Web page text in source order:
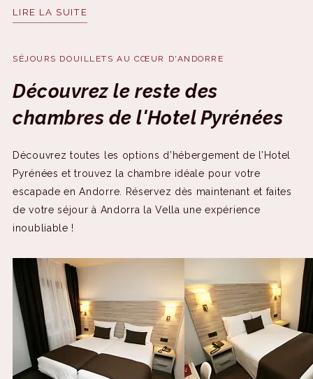
Téléphone
LIRE LA SUITE
SÉJOURS DOUILLETS AU CŒUR D'ANDORRE
Découvrez le reste des
chambres de l'Hotel Pyrénées
Découvrez toutes les options d’hébergement de l’Hotel
Pyrénées et trouvez la chambre idéale pour votre
escapade en Andorre. Réservez dès maintenant et faites
de votre séjour à Andorra la Vella une expérience
inoubliable !